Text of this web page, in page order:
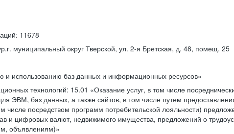
11678
муниципальный округ Тверской, ул. 2-я Бретская, д. 48, помещ. 25
и использованию баз данных и информационных ресурсов»
технологий: 15.01 «Оказание услуг, в том числе
ЭВМ, баз данных, а также сайтов, в том числе путем
посредством программ потребительской лояльности)
и цифровых валют, недвижимого имущества, предложений о
объявлениям)»